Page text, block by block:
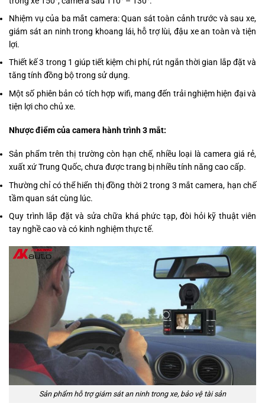
Nhiệm vụ của ba mắt camera: Quan sát toàn cảnh trước và sau xe,
giám sát an ninh trong khoang lái, hỗ trợ lùi, đậu xe an toàn và tiện
lợi.
Thiết kế 3 trong 1 giúp tiết kiệm chi phí, rút ngắn thời gian lắp đặt và
tăng tính đồng bộ trong sử dụng.
Một số phiên bản có tích hợp wifi, mang đến trải nghiệm hiện đại và
tiện lợi cho chủ xe.
Nhược điểm của camera hành trình 3 mắt:
Sản phẩm trên thị trường còn hạn chế, nhiều loại là camera giá rẻ,
xuất xứ Trung Quốc, chưa được trang bị nhiều tính năng cao cấp.
Thường chỉ có thể hiển thị đồng thời 2 trong 3 mắt camera, hạn chế
tầm quan sát cùng lúc.
Quy trình lắp đặt và sửa chữa khá phức tạp, đòi hỏi kỹ thuật viên
tay nghề cao và có kinh nghiệm thực tế.
Sản phẩm hỗ trợ giám sát an ninh trong xe, bảo vệ tài sản